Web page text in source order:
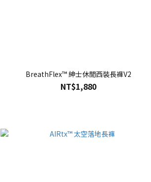
BreathFlex™ 紳士休閒西裝長褲V2
NT$1,880